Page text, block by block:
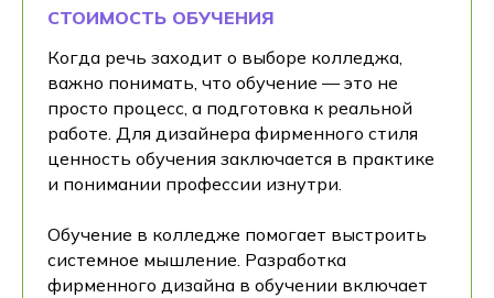
СТОИМОСТЬ ОБУЧЕНИЯ
Когда речь заходит о выборе колледжа,
важно понимать, что обучение — это не
просто процесс, а подготовка к реальной
работе. Для дизайнера фирменного стиля
ценность обучения заключается в практике
и понимании профессии изнутри.
Обучение в колледже помогает выстроить
системное мышление. Разработка
фирменного дизайна в обучении включает
Раннее бронирование 2026/2027:
зафиксируй за собой место в колледже
на самых выгодных условиях